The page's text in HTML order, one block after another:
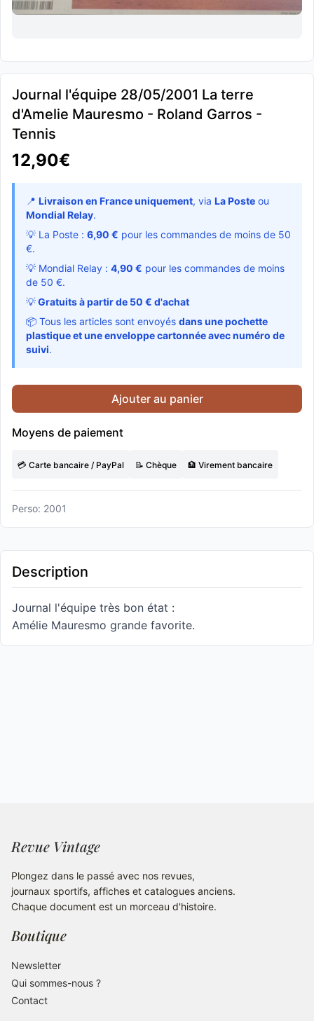
Journal l'équipe 28/05/2001 La terre
d'Amelie Mauresmo - Roland Garros -
Tennis
12,90€
📍 Livraison en France uniquement, via La Poste ou
Mondial Relay.
💡 La Poste : 6,90 € pour les commandes de moins de 50
€.
💡 Mondial Relay : 4,90 € pour les commandes de moins
de 50 €.
💡Gratuits à partir de 50 € d'achat
📦 Tous les articles sont envoyés dans une pochette
plastique et une enveloppe cartonnée avec numéro de
suivi.
Ajouter au panier
Moyens de paiement
💳 Carte bancaire / PayPal 📝 Chèque 🏦 Virement bancaire
Perso: 2001
Description
Journal l'équipe très bon état :
Amélie Mauresmo grande favorite.
Revue Vintage
Plongez dans le passé avec nos revues,
journaux sportifs, affiches et catalogues anciens.
Chaque document est un morceau d'histoire.
Boutique
Newsletter
Qui sommes-nous ?
Contact